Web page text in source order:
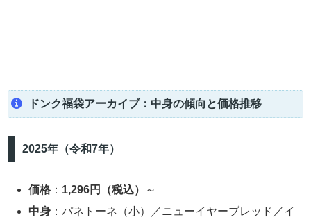
ドンク福袋アーカイブ：中身の傾向と価格推移
2025年（令和7年）
価格 ： 1,296円（税込）
～
中身 ：パネトーネ（小）／ニューイヤーブレッド／イ